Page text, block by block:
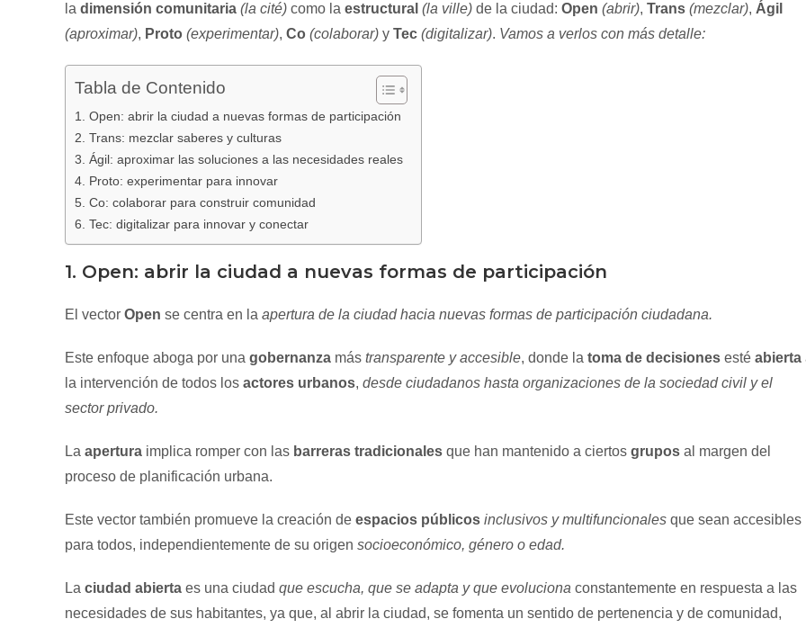
la dimensión comunitaria (la cité) como la estructural (la ville) de la ciudad: Open (abrir), Trans (mezclar), Ágil
(aproximar), Proto (experimentar), Co (colaborar) y Tec (digitalizar). Vamos a verlos con más detalle:
Tabla de Contenido
1. Open: abrir la ciudad a nuevas formas de participación
2. Trans: mezclar saberes y culturas
3. Ágil: aproximar las soluciones a las necesidades reales
4. Proto: experimentar para innovar
5. Co: colaborar para construir comunidad
6. Tec: digitalizar para innovar y conectar
1. Open: abrir la ciudad a nuevas formas de participación
El vector Open se centra en la apertura de la ciudad hacia nuevas formas de participación ciudadana.
Este enfoque aboga por una gobernanza más transparente y accesible, donde la toma de decisiones esté abierta
la intervención de todos los actores urbanos, desde ciudadanos hasta organizaciones de la sociedad civil y el
sector privado.
La apertura implica romper con las barreras tradicionales que han mantenido a ciertos grupos al margen del
proceso de planificación urbana.
Este vector también promueve la creación de espacios públicos inclusivos y multifuncionales que sean accesibles
para todos, independientemente de su origen socioeconómico, género o edad.
La ciudad abierta es una ciudad que escucha, que se adapta y que evoluciona constantemente en respuesta a las
necesidades de sus habitantes, ya que, al abrir la ciudad, se fomenta un sentido de pertenencia y de comunidad,